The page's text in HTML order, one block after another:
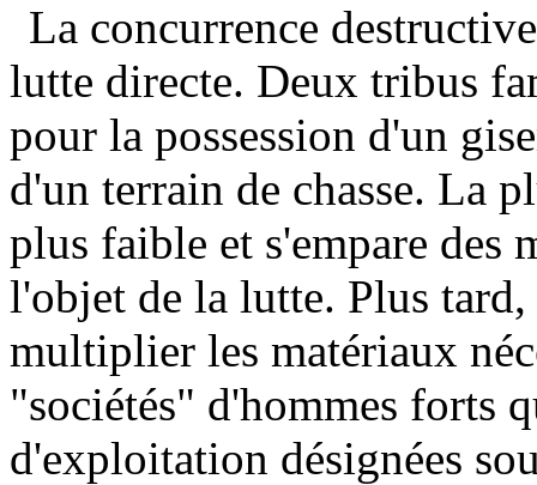
La concurrence
lutte directe. Deux tribus
pour la possession d'un
d'un terrain de chasse. La
plus faible et s'empare des
l'objet de la lutte. Plus
multiplier les matériaux
"sociétés" d'hommes forts
d'exploitation désignées